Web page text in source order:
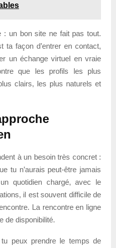
: un bon site ne fait pas tout.
ta façon d’entrer en contact,
un échange virtuel en vraie
que les profils les plus
clairs, les plus naturels et
à un besoin très concret :
tu n’aurais peut-être jamais
quotidien chargé, avec le
il est souvent difficile de
La rencontre en ligne
de disponibilité.
peux prendre le temps de